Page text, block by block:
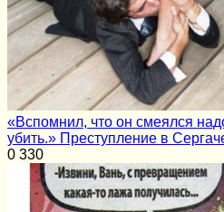
«Вспомнил, что он смеялся
убить.» Преступление в
0 330